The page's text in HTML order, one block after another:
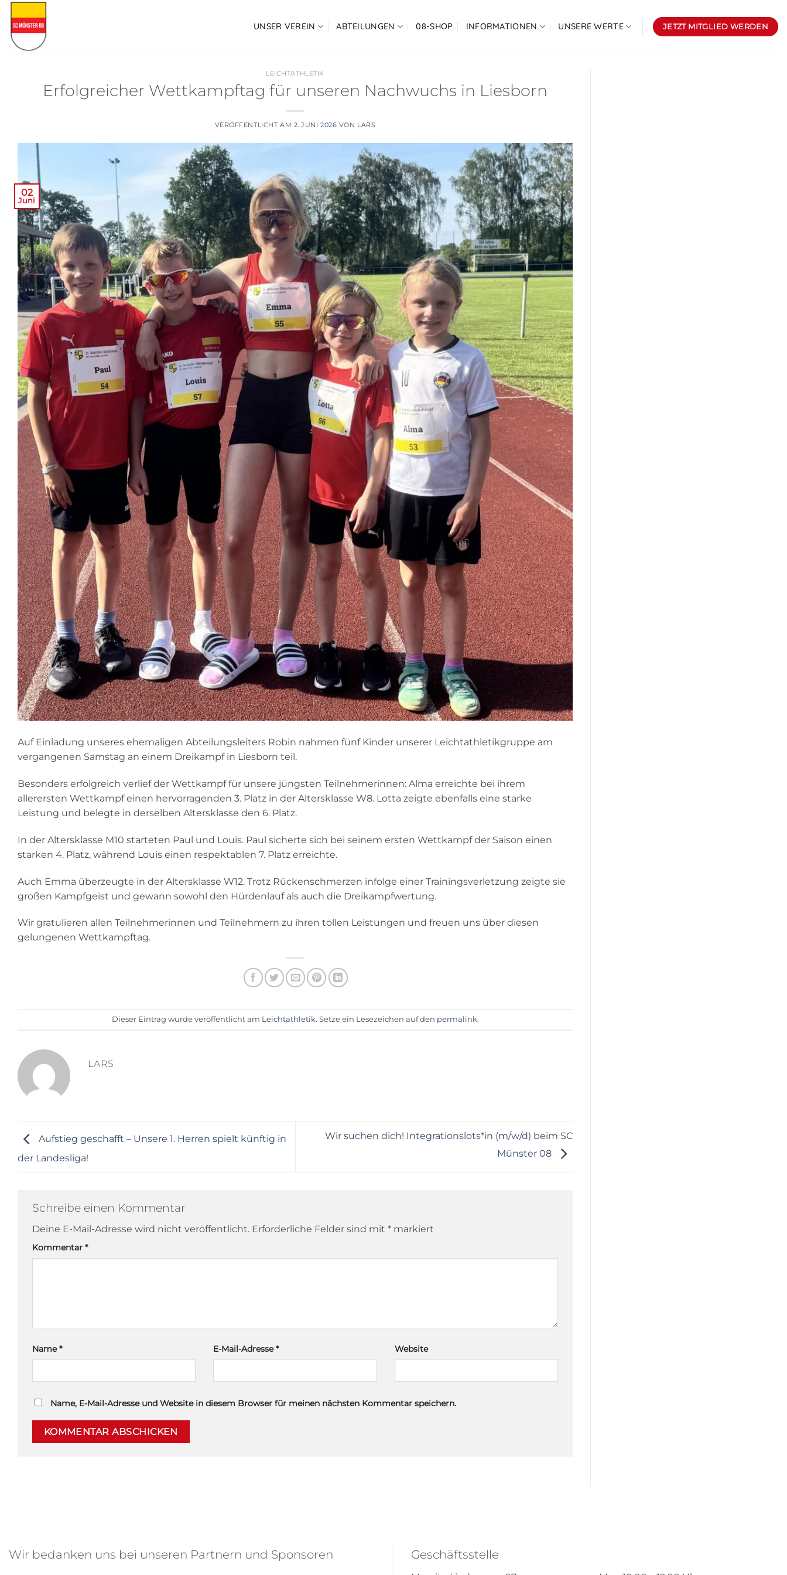
Zum
Inhalt
springen
UNSER VEREIN ABTEILUNGEN 08-SHOP INFORMATIONEN UNSERE WERTE JETZT MITGLIED WERDEN
LEICHTATHLETIK
Erfolgreicher Wettkampftag für unseren Nachwuchs in Liesborn
VERÖFFENTLICHT AM 2. JUNI 2026 VON LARS
02
Juni
Auf Einladung unseres ehemaligen Abteilungsleiters Robin nahmen fünf Kinder unserer Leichtathletikgruppe am
vergangenen Samstag an einem Dreikampf in Liesborn teil.
Besonders erfolgreich verlief der Wettkampf für unsere jüngsten Teilnehmerinnen: Alma erreichte bei ihrem
allerersten Wettkampf einen hervorragenden 3. Platz in der Altersklasse W8. Lotta zeigte ebenfalls eine starke
Leistung und belegte in derselben Altersklasse den 6. Platz.
In der Altersklasse M10 starteten Paul und Louis. Paul sicherte sich bei seinem ersten Wettkampf der Saison einen
starken 4. Platz, während Louis einen respektablen 7. Platz erreichte.
Auch Emma überzeugte in der Altersklasse W12. Trotz Rückenschmerzen infolge einer Trainingsverletzung zeigte sie
großen Kampfgeist und gewann sowohl den Hürdenlauf als auch die Dreikampfwertung.
Wir gratulieren allen Teilnehmerinnen und Teilnehmern zu ihren tollen Leistungen und freuen uns über diesen
gelungenen Wettkampftag.
Dieser Eintrag wurde veröffentlicht am Leichtathletik. Setze ein Lesezeichen auf den permalink.
LARS
Aufstieg geschafft – Unsere 1. Herren spielt künftig in
der Landesliga!
Wir suchen dich! Integrationslots*in (m/w/d) beim SC
Münster 08
Schreibe einen Kommentar
Deine E-Mail-Adresse wird nicht veröffentlicht. Erforderliche Felder sind mit * markiert
Kommentar *
Name* E-Mail-Adresse* Website
Name, E-Mail-Adresse und Website in diesem Browser für meinen nächsten Kommentar speichern.
Wir bedanken uns bei unseren Partnern und Sponsoren Geschäftsstelle